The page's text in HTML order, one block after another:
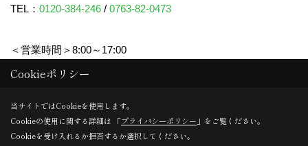
TEL： 0120-384-246 / 0763-82-0473
＜営業時間＞8:00～17:00
＜定休日＞水曜日・祝日
Copyright (c) mizukami. All Rights Reserved.
Cookieポリシー
当サイトではCookieを使用します。
Cookieの使用に関する詳細は 「プライバシーポリシー 」をご覧ください。
Cookieを受け入れるか拒否するか選択してください。